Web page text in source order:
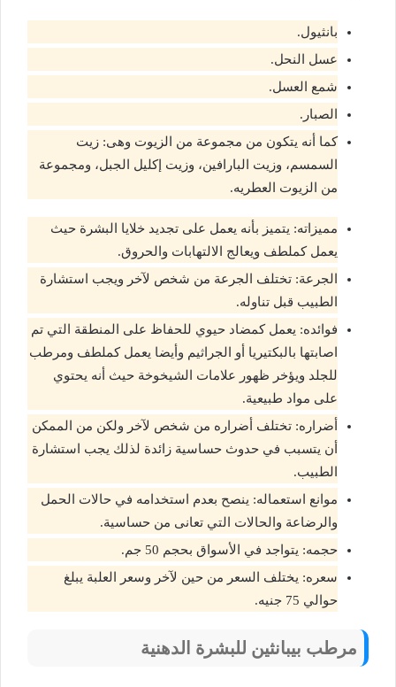
بانثيول.
عسل النحل.
شمع العسل.
الصبار.
كما أنه يتكون من مجموعة من الزيوت وهى: زيت
السمسم، وزيت البارافين، وزيت إكليل الجبل، ومجموعة
من الزيوت العطريه.
مميزاته: يتميز بأنه يعمل على تجديد خلايا البشرة حيث
يعمل كملطف ويعالج الالتهابات والحروق.
الجرعة: تختلف الجرعة من شخص لآخر ويجب استشارة
الطبيب قبل تناوله.
فوائده: يعمل كمضاد حيوي للحفاظ على المنطقة التي تم
اصابتها بالبكتيريا أو الجراثيم وأيضا يعمل كملطف ومرطب
للجلد ويؤخر ظهور علامات الشيخوخة حيث أنه يحتوي
على مواد طبيعية.
أضراره: تختلف أضراره من شخص لآخر ولكن من الممكن
أن يتسبب في حدوث حساسية زائدة لذلك يجب استشارة
الطبيب.
موانع استعماله: ينصح بعدم استخدامه في حالات الحمل
والرضاعة والحالات التي تعانى من حساسية.
حجمه: يتواجد في الأسواق بحجم 50 جم.
سعره: يختلف السعر من حين لآخر وسعر العلبة يبلغ
حوالي 75 جنيه.
مرطب بيبانثين للبشرة الدهنية